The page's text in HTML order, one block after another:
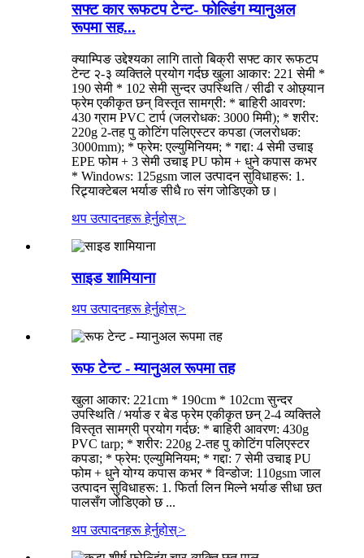
सफ्ट कार रूफटप टेन्ट- फोल्डिंग म्यानुअल
रूपमा सह...
क्याम्पिङ उद्देश्यका लागि तातो बिक्री सफ्ट कार रूफटप
टेन्ट २-३ व्यक्तिले प्रयोग गर्दछ खुला आकार: 221 सेमी *
190 सेमी * 102 सेमी सुन्दर उपस्थिति / सीढी र ओछ्यान
फ्रेम एकीकृत छन् विस्तृत सामग्री: * बाहिरी आवरण:
430 ग्राम PVC टार्प (जलरोधक: 3000 मिमी); * शरीर:
220g 2-तह पु कोटिंग पलिएस्टर कपडा (जलरोधक:
3000mm); * फ्रेम: एल्युमिनियम; * गद्दा: 4 सेमी उचाइ
EPE फोम + 3 सेमी उचाइ PU फोम + धुने कपास कभर
* Windows: 125gsm जाल उत्पादन सुविधाहरू: 1.
रिट्र्याक्टेबल भर्याङ सीधै ro संग जोडिएको छ।
थप उत्पादनहरू हेर्नुहोस्>
साइड शामियाना
थप उत्पादनहरू हेर्नुहोस्>
रूफ टेन्ट - म्यानुअल रूपमा तह
खुला आकार: 221cm * 190cm * 102cm सुन्दर
उपस्थिति / भर्याङ र बेड फ्रेम एकीकृत छन् 2-4 व्यक्तिले
विस्तृत सामग्री प्रयोग गर्दछ: * बाहिरी आवरण: 430g
PVC tarp; * शरीर: 220g 2-तह पु कोटिंग पलिएस्टर
कपडा; * फ्रेम: एल्युमिनियम; * गद्दा: 7 सेमी उचाइ PU
फोम + धुने योग्य कपास कभर * विन्डोज: 110gsm जाल
उत्पादन सुविधाहरू: 1. फिर्ता लिन मिल्ने भर्याङ सीधा छत
पालसँग जोडिएको छ ...
थप उत्पादनहरू हेर्नुहोस्>